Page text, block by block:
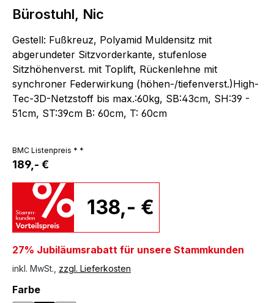
Bürostuhl, Nic
Gestell: Fußkreuz, Polyamid Muldensitz mit
abgerundeter Sitzvorderkante, stufenlose
Sitzhöhenverst. mit Toplift, Rückenlehne mit
synchroner Federwirkung (höhen-/tiefenverst.)High-
Tec-3D-Netzstoff bis max.:60kg, SB:43cm, SH:39 -
51cm, ST:39cm B: 60cm, T: 60cm
BMC Listenpreis * *
189,- €
138,- €
27% Jubiläumsrabatt für unsere Stammkunden
inkl. MwSt., zzgl. Lieferkosten
Farbeauswählen